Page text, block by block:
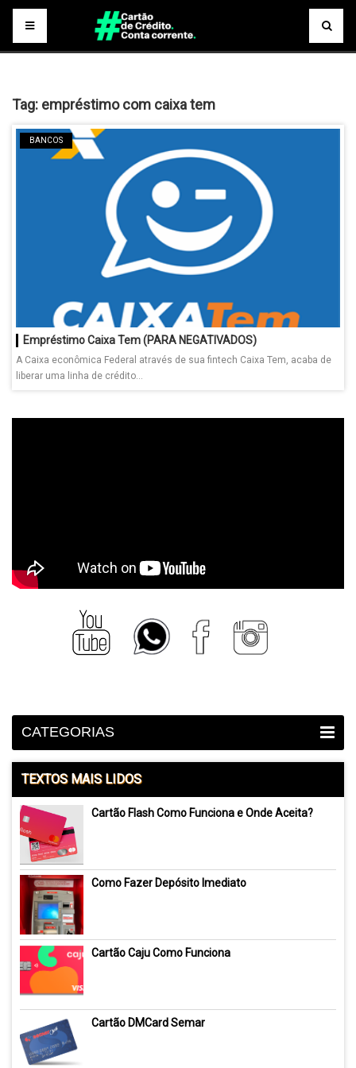
Tag: empréstimo com caixa tem
BANCOS
Empréstimo Caixa Tem (PARA NEGATIVADOS)
A Caixa econômica Federal através de sua fintech Caixa Tem, acaba de
liberar uma linha de crédito...
CATEGORIAS
TEXTOS MAIS LIDOS
Cartão Flash Como Funciona e Onde Aceita?
Como Fazer Depósito Imediato
Cartão Caju Como Funciona
Cartão DMCard Semar